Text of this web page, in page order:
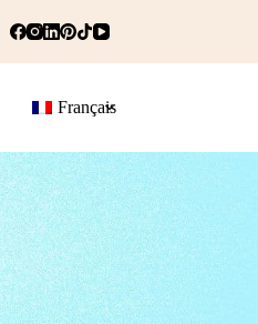
Français